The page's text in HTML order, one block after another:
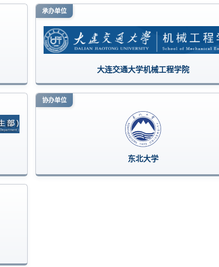
承办单位
大连交通大学机械工程学院
协办单位
东北大学